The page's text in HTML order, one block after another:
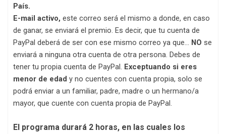
País.
E-mail activo, este correo será el mismo a donde, en caso
de ganar, se enviará el premio. Es decir, que tu cuenta de
PayPal deberá de ser con ese mismo correo ya que... NO se
enviará a ninguna otra cuenta de otra persona. Debes de
tener tu propia cuenta de PayPal. Exceptuando si eres
menor de edad y no cuentes con cuenta propia, solo se
podrá enviar a un familiar, padre, madre o un hermano/a
mayor, que cuente con cuenta propia de PayPal.
El programa durará 2 horas, en las cuales los